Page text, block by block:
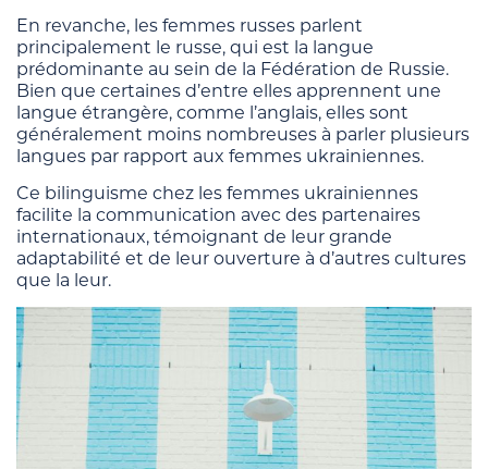
En revanche, les femmes russes parlent
principalement le russe, qui est la langue
prédominante au sein de la Fédération de Russie.
Bien que certaines d’entre elles apprennent une
langue étrangère, comme l’anglais, elles sont
généralement moins nombreuses à parler plusieurs
langues par rapport aux femmes ukrainiennes.
Ce bilinguisme chez les femmes ukrainiennes
facilite la communication avec des partenaires
internationaux, témoignant de leur grande
adaptabilité et de leur ouverture à d’autres cultures
que la leur.